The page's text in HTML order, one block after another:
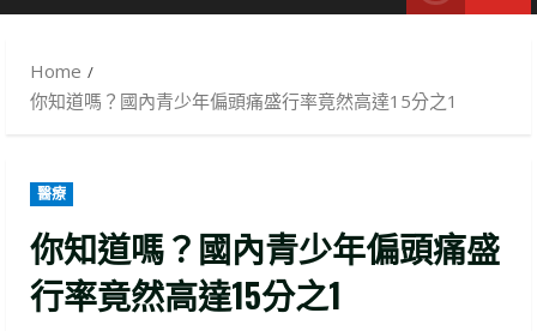
Home
你知道嗎？國內青少年偏頭痛盛行率竟然高達15分之1
醫療
你知道嗎？國內青少年偏頭痛盛
行率竟然高達15分之1